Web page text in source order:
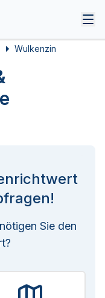
Wulkenzin
Sie den